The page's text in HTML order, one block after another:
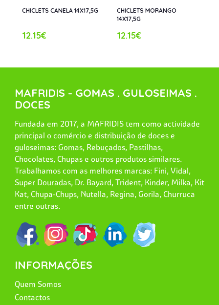
CHICLETS CANELA 14X17,5G
12.15€
CHICLETS MORANGO
14X17,5G
12.15€
MAFRIDIS - GOMAS . GULOSEIMAS .
DOCES
Fundada em 2017, a MAFRIDIS tem como actividade
principal o comércio e distribuição de doces e
guloseimas: Gomas, Rebuçados, Pastilhas,
Chocolates, Chupas e outros produtos similares.
Trabalhamos com as melhores marcas: Fini, Vidal,
Super Douradas, Dr. Bayard, Trident, Kinder, Milka, Kit
Kat, Chupa-Chups, Nutella, Regina, Gorila, Churruca
entre outras.
INFORMAÇÕES
Quem Somos
Contactos